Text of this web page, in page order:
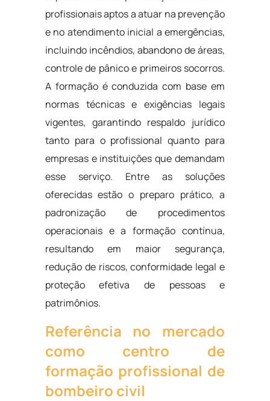
profissionais aptos a atuar na prevenção
e no atendimento inicial a emergências,
incluindo incêndios, abandono de áreas,
controle de pânico e primeiros socorros.
A formação é conduzida com base em
normas técnicas e exigências legais
vigentes, garantindo respaldo jurídico
tanto para o profissional quanto para
empresas e instituições que demandam
esse serviço. Entre as soluções
oferecidas estão o preparo prático, a
padronização de procedimentos
operacionais e a formação contínua,
resultando em maior segurança,
redução de riscos, conformidade legal e
proteção efetiva de pessoas e
patrimônios.
Referência no mercado
como centro de
formação profissional de
bombeiro civil